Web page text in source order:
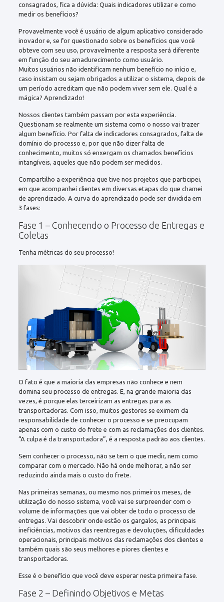
consagrados, fica a dúvida: Quais indicadores utilizar e como
medir os benefícios?
Provavelmente você é usuário de algum aplicativo considerado
inovador e, se for questionado sobre os benefícios que você
obteve com seu uso, provavelmente a resposta será diferente
em função do seu amadurecimento como usuário.
Muitos usuários não identificam nenhum benefício no início e,
caso insistam ou sejam obrigados a utilizar o sistema, depois de
um período acreditam que não podem viver sem ele. Qual é a
mágica? Aprendizado!
Nossos clientes também passam por esta experiência.
Questionam se realmente um sistema como o nosso vai trazer
algum benefício. Por falta de indicadores consagrados, falta de
domínio do processo e, por que não dizer falta de
conhecimento, muitos só enxergam os chamados benefícios
intangíveis, aqueles que não podem ser medidos.
Compartilho a experiência que tive nos projetos que participei,
em que acompanhei clientes em diversas etapas do que chamei
de aprendizado. A curva do aprendizado pode ser dividida em
3 fases:
Fase 1 – Conhecendo o Processo de Entregas e
Coletas
Tenha métricas do seu processo!
O fato é que a maioria das empresas não conhece e nem
domina seu processo de entregas. E, na grande maioria das
vezes, é porque elas terceirizam as entregas para as
transportadoras. Com isso, muitos gestores se eximem da
responsabilidade de conhecer o processo e se preocupam
apenas com o custo do frete e com as reclamações dos clientes.
“A culpa é da transportadora”, é a resposta padrão aos clientes.
Sem conhecer o processo, não se tem o que medir, nem como
comparar com o mercado. Não há onde melhorar, a não ser
reduzindo ainda mais o custo do frete.
Nas primeiras semanas, ou mesmo nos primeiros meses, de
utilização do nosso sistema, você vai se surpreender com o
volume de informações que vai obter de todo o processo de
entregas. Vai descobrir onde estão os gargalos, as principais
ineficiências, motivos das reentregas e devoluções, dificuldades
operacionais, principais motivos das reclamações dos clientes e
também quais são seus melhores e piores clientes e
transportadoras.
Esse é o benefício que você deve esperar nesta primeira fase.
Fase 2 – Definindo Objetivos e Metas